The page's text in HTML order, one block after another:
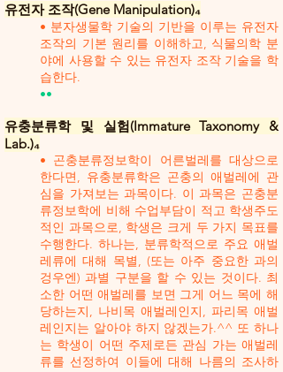
유전자 조작(Gene Manipulation)₄
• 분자생물학 기술의 기반을 이루는 유전자
조작의 기본 원리를 이해하고, 식물의학 분
야에 사용할 수 있는 유전자 조작 기술을 학
습한다.
••
유충분류학 및 실험(Immature Taxonomy &
Lab.)₄
• 곤충분류정보학이 어른벌레를 대상으로
한다면, 유충분류학은 곤충의 애벌레에 관
심을 가져보는 과목이다. 이 과목은 곤충분
류정보학에 비해 수업부담이 적고 학생주도
적인 과목으로, 학생은 크게 두 가지 목표를
수행한다. 하나는, 분류학적으로 주요 애벌
레류에 대해 목별, (또는 아주 중요한 과의
겅우엔) 과별 구분을 할 수 있는 것이다. 최
소한 어떤 애벌레를 보면 그게 어느 목에 해
당하는지, 나비목 애벌레인지, 파리목 애벌
레인지는 알아야 하지 않겠는가.^^ 또 하나
는 학생이 어떤 주제로든 관심 가는 애벌레
류를 선정하여 이들에 대해 나름의 조사하